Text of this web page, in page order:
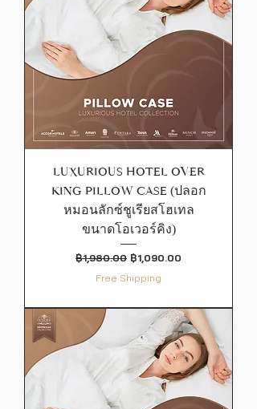
LUXURIOUS HOTEL OVER
KING PILLOW CASE (ปลอก
หมอนลักซ์ชูเรียสโฮเทล
ขนาดโอเวอร์คิง)
ราคาปกติ
฿1,980.00 ราคาขายลด
฿1,090.00
Free Shipping